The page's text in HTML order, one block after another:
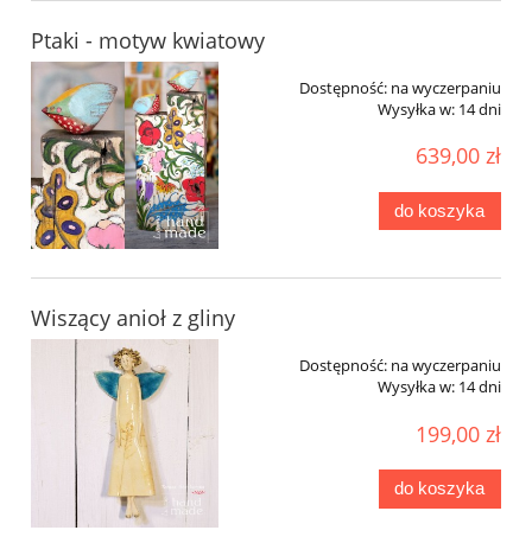
Ptaki - motyw kwiatowy
Dostępność: na wyczerpaniu
Wysyłka w: 14 dni
639,00 zł
do koszyka
Wiszący anioł z gliny
Dostępność: na wyczerpaniu
Wysyłka w: 14 dni
199,00 zł
do koszyka